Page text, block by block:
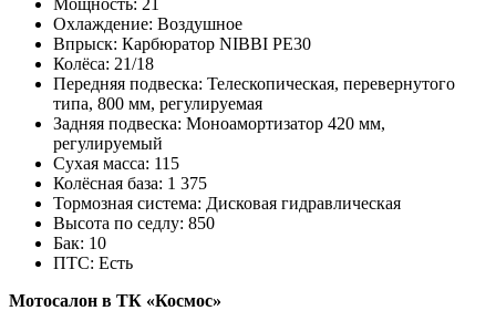
Мощность: 21
Охлаждение: Воздушное
Впрыск: Карбюратор NIBBI PE30
Колёса: 21/18
Передняя подвеска: Телескопическая, перевернутого
типа, 800 мм, регулируемая
Задняя подвеска: Моноамортизатор 420 мм,
регулируемый
Сухая масса: 115
Колёсная база: 1 375
Тормозная система: Дисковая гидравлическая
Высота по седлу: 850
Бак: 10
ПТС: Есть
Мотосалон в ТК «Космос»